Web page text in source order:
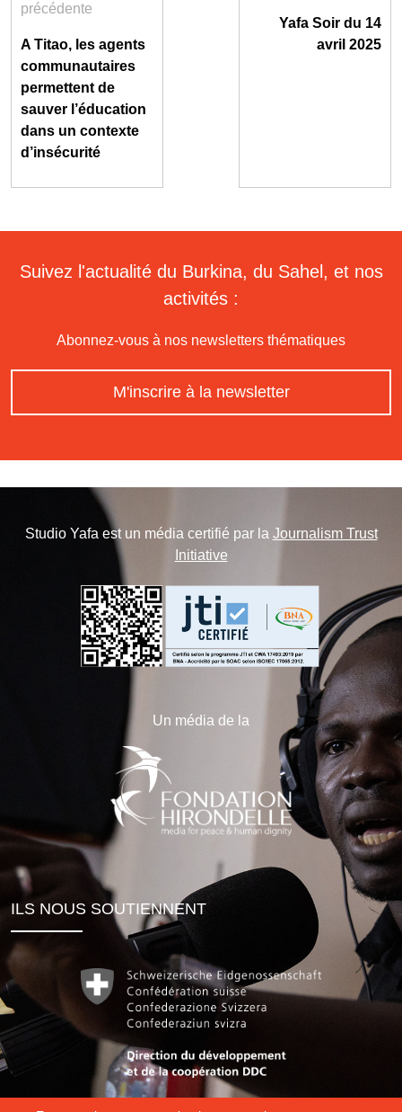
précédente
A Titao, les agents
communautaires
permettent de
sauver l’éducation
dans un contexte
d’insécurité
Yafa Soir du 14
avril 2025
Suivez l'actualité du Burkina, du Sahel, et nos
activités :
Abonnez-vous à nos newsletters thématiques
M'inscrire à la newsletter
Studio Yafa est un média certifié par la Journalism Trust
Initiative
Un média de la
ILS NOUS SOUTIENNENT